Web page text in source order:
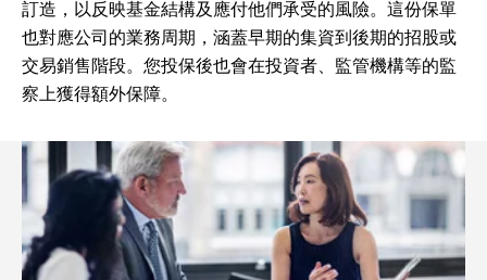
訂造，以反映基金結構及應付他們承受的風險。這份保單
也對應公司的業務周期，涵蓋早期的集資到後期的招股或
交易銷售階段。您投保後也會在投資者、監管機構等的監
察上獲得額外保障。